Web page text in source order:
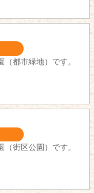
都市緑地）です。
街区公園）です。